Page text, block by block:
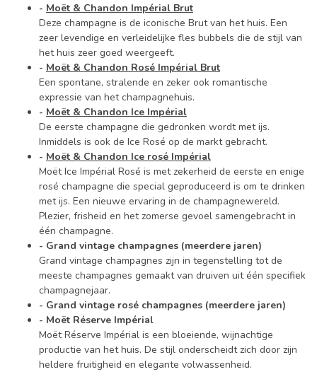
- Moët & Chandon Impérial Brut
Deze champagne is de iconische Brut van het huis. Een
zeer levendige en verleidelijke fles bubbels die de stijl van
het huis zeer goed weergeeft.
- Moët & Chandon Rosé Impérial Brut
Een spontane, stralende en zeker ook romantische
expressie van het champagnehuis.
- Moët & Chandon Ice Impérial
De eerste champagne die gedronken wordt met ijs.
Inmiddels is ook de Ice Rosé op de markt gebracht.
- Moët & Chandon Ice rosé Impérial
Moët Ice Impérial Rosé is met zekerheid de eerste en enige
rosé champagne die special geproduceerd is om te drinken
met ijs. Een nieuwe ervaring in de champagnewereld.
Plezier, frisheid en het zomerse gevoel samengebracht in
één champagne.
- Grand vintage champagnes (meerdere jaren)
Grand vintage champagnes zijn in tegenstelling tot de
meeste champagnes gemaakt van druiven uit één specifiek
champagnejaar.
- Grand vintage rosé champagnes (meerdere jaren)
- Moët Réserve Impérial
Moët Réserve Impérial is een bloeiende, wijnachtige
productie van het huis. De stijl onderscheidt zich door zijn
heldere fruitigheid en elegante volwassenheid.